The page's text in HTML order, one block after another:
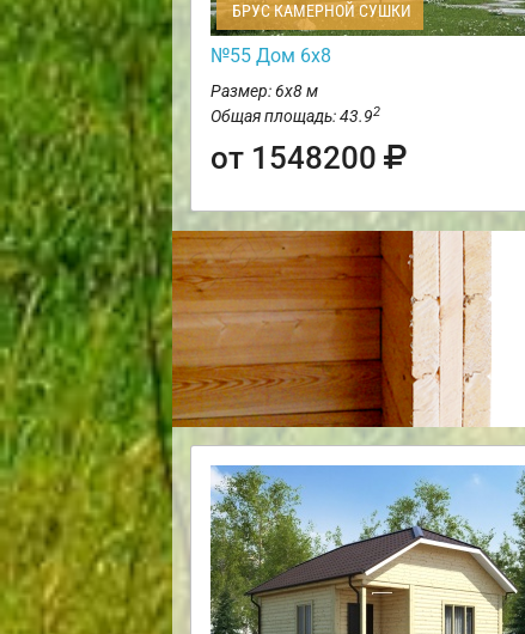
БРУС КАМЕРНОЙ СУШКИ
№55 Дом 6х8
Размер: 6х8 м
Общая площадь: 43.92
от 1548200